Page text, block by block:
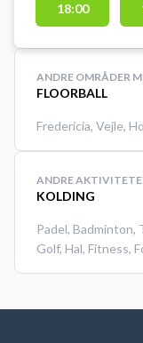
Bredstrup.
18:00
ANDRE OMRÅDER
FLOORBALL
Fredericia, Vejle,
ANDRE
KOLDING
Padel, Badminton,
Golf, Hal, Fitness,